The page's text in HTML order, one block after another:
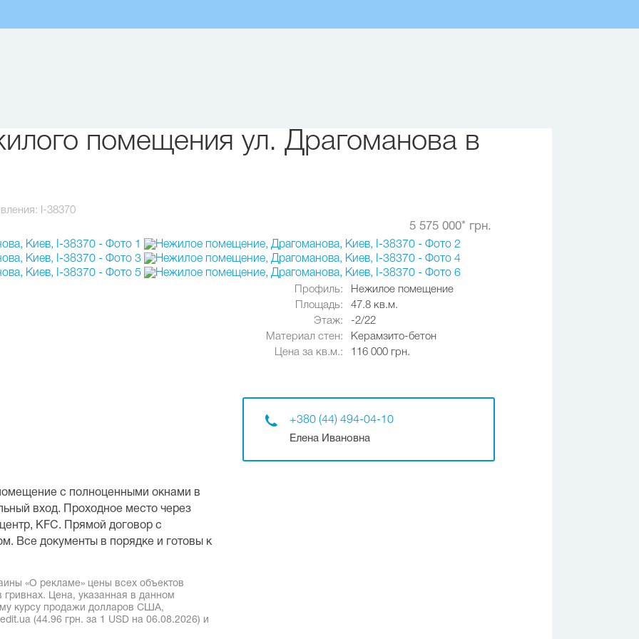
помещения ул. Драгоманова в
I-38370
5 575 000* грн.
Профиль:
Нежилое помещение
Площадь:
47.8 кв.м.
Этаж:
-2/22
Материал стен:
Керамзито-бетон
Цена за кв.м.:
116 000 грн.
+380 (44) 494-04-10
Елена Ивановна
с полноценными окнами в
вход. Проходное место через
KFC. Прямой договор с
Все документы в порядке и готовы к
«О рекламе» цены всех объектов
Цена, указанная в данном
курсу продажи долларов США,
(44.96 грн. за 1 USD на 06.08.2026) и